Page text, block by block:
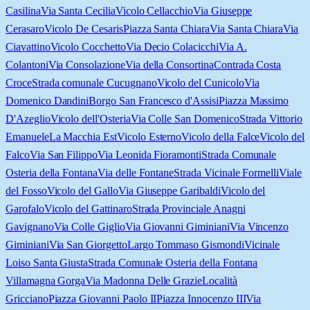
CasilinaVia Santa CeciliaVicolo CellacchioVia Giuseppe
CerasaroVicolo De CesarisPiazza Santa ChiaraVia Santa ChiaraVia
CiavattinoVicolo CocchettoVia Decio ColacicchiVia A.
ColantoniVia ConsolazioneVia della ConsortinaContrada Costa
CroceStrada comunale CucugnanoVicolo del CunicoloVia
Domenico DandiniBorgo San Francesco d'AssisiPiazza Massimo
D'AzeglioVicolo dell'OsteriaVia Colle San DomenicoStrada Vittorio
EmanueleLa Macchia EstVicolo EsternoVicolo della FalceVicolo del
FalcoVia San FilippoVia Leonida FioramontiStrada Comunale
Osteria della FontanaVia delle FontaneStrada Vicinale FormelliViale
del FossoVicolo del GalloVia Giuseppe GaribaldiVicolo del
GarofaloVicolo del GattinaroStrada Provinciale Anagni
GavignanoVia Colle GiglioVia Giovanni GiminianiVia Vincenzo
GiminianiVia San GiorgettoLargo Tommaso GismondiVicinale
Loiso Santa GiustaStrada Comunale Osteria della Fontana
Villamagna GorgaVia Madonna Delle GrazieLocalità
GriccianoPiazza Giovanni Paolo IIPiazza Innocenzo IIIVia